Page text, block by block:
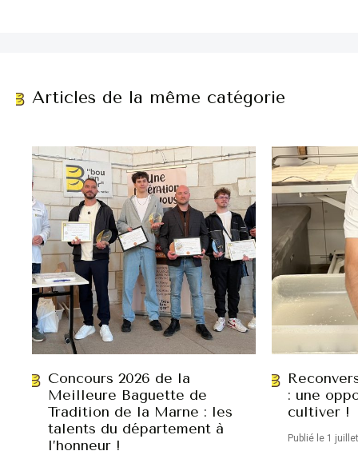
Articles de la même catégorie
Concours 2026 de la
Meilleure Baguette de
Tradition de la Marne : les
talents du département à
l’honneur !
: une
cultiver !
Publié le 1